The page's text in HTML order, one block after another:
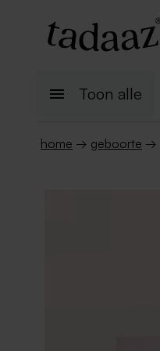
Toon alle
home → geboorte →